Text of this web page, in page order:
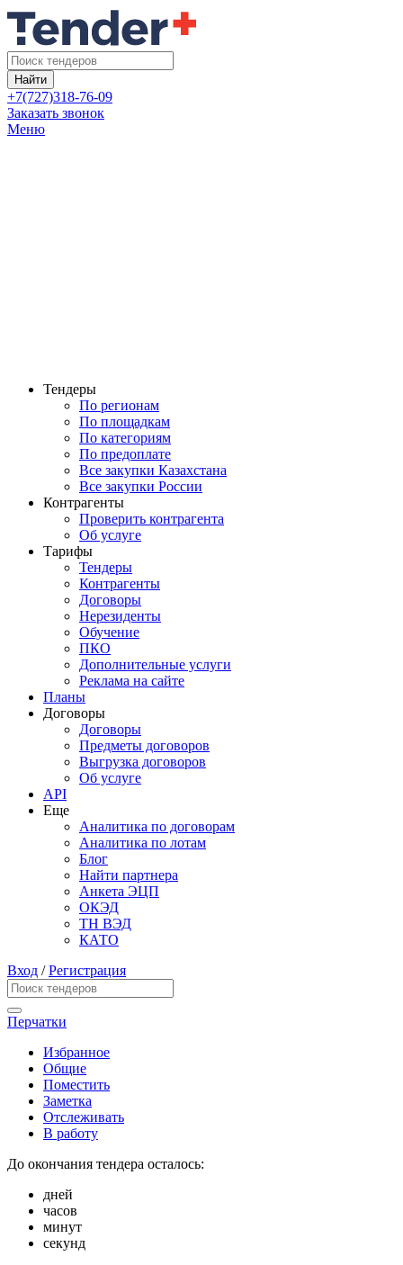
Найти
+7(727)318-76-09
Заказать звонок
Меню
Тендеры
По регионам
По площадкам
По категориям
По предоплате
Все закупки Казахстана
Все закупки России
Контрагенты
Проверить контрагента
Об услуге
Тарифы
Тендеры
Контрагенты
Договоры
Нерезиденты
Обучение
ПКО
Дополнительные услуги
Реклама на сайте
Планы
Договоры
Договоры
Предметы договоров
Выгрузка договоров
Об услуге
API
Еще
Аналитика по договорам
Аналитика по лотам
Блог
Найти партнера
Анкета ЭЦП
ОКЭД
ТН ВЭД
КАТО
Вход /Регистрация
Перчатки
Избранное
Общие
Поместить
Заметка
Отслеживать
В работу
До окончания тендера осталось:
дней
часов
минут
секунд